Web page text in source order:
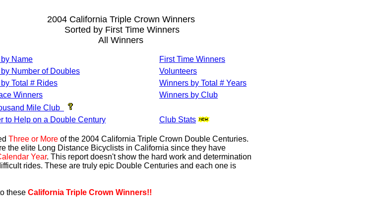
2004 California Triple Crown Winners
Sorted by First Time Winners
All Winners
Name
First Time Winners
Number of Doubles
Volunteers
Total # Rides
Winners by Total # Years
Winners
Winners by Club
Mile Club
to Help on a Double Century
Club Stats
Three or More of the 2004 California Triple Crown Double Centuries.
the elite Long Distance Bicyclists in California since they have
Year. This report doesn't show the hard work and determination
rides. These are truly epic Double Centuries and each one is
these California Triple Crown Winners!!